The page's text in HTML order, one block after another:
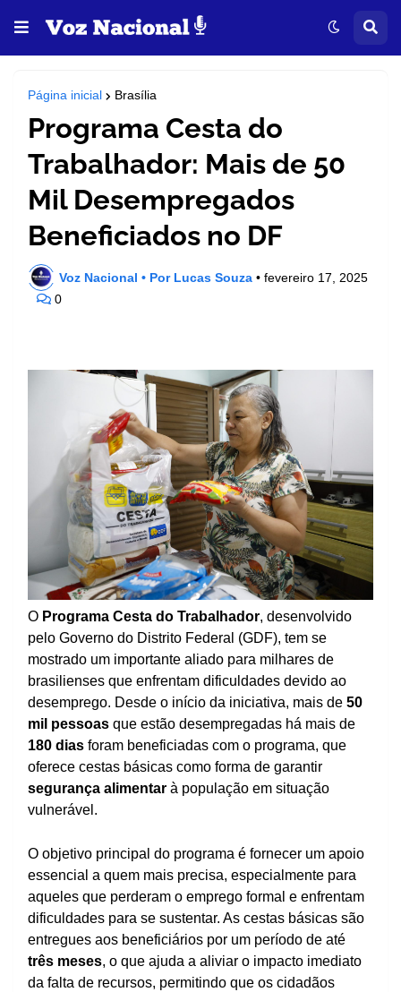
Página inicial Brasília
Programa Cesta do
Trabalhador: Mais de 50
Mil Desempregados
Beneficiados no DF
Voz Nacional • Por Lucas Souza • fevereiro 17, 2025
0
O Programa Cesta do Trabalhador, desenvolvido
pelo Governo do Distrito Federal (GDF), tem se
mostrado um importante aliado para milhares de
brasilienses que enfrentam dificuldades devido ao
desemprego. Desde o início da iniciativa, mais de 50
mil pessoas que estão desempregadas há mais de
180 dias foram beneficiadas com o programa, que
oferece cestas básicas como forma de garantir
segurança alimentar à população em situação
vulnerável.
O objetivo principal do programa é fornecer um apoio
essencial a quem mais precisa, especialmente para
aqueles que perderam o emprego formal e enfrentam
dificuldades para se sustentar. As cestas básicas são
entregues aos beneficiários por um período de até
três meses, o que ajuda a aliviar o impacto imediato
da falta de recursos, permitindo que os cidadãos